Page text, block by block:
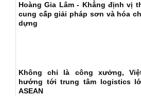
Hoàng Gia Lâm - Khẳng định vị
cung cấp giải pháp sơn và hóa chất xây
dựng
Không chỉ là công xưởng,
hướng tới trung tâm logistics
ASEAN